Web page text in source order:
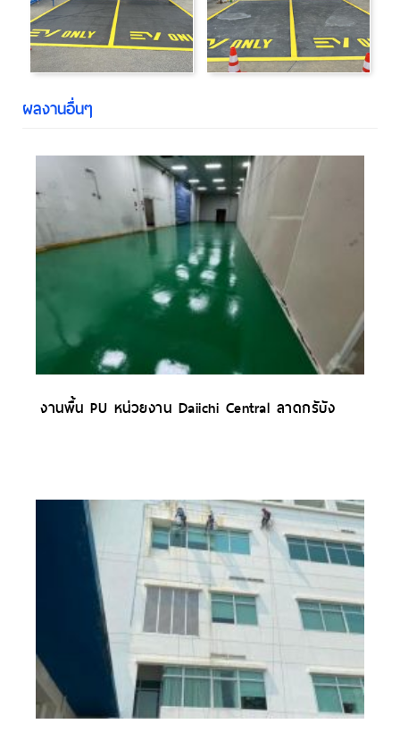
ผลงานอื่นๆ
งานพื้น PU หน่วยงาน Daiichi Central ลาดกรับัง